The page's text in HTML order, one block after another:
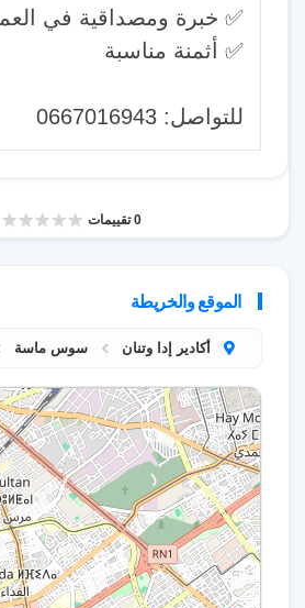
✅ خبرة ومصداقية في
✅ أثمنة مناسبة
للتواصل: 0667016943
0 تقييمات
الموقع والخريطة
أكادير إدا وتنان سوس ماسة